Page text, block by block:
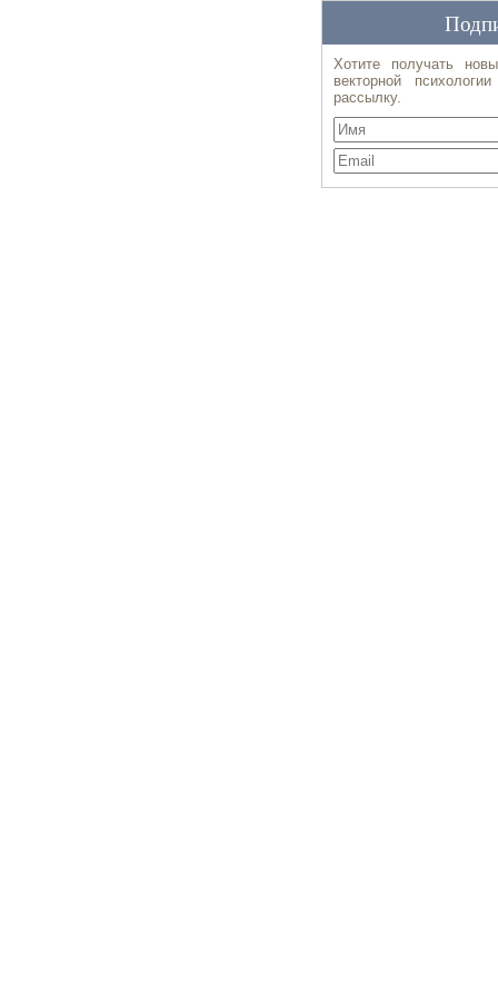
Хотите получать
векторной
рассылку.